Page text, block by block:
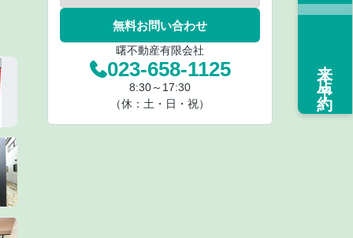
無料お問い合わせ
曙不動産有限会社
023-658-1125
8:30～17:30
（休：土・日・祝）
来店予約